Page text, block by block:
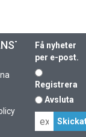
Få nyheter
per e-post.
Registrera
Avsluta